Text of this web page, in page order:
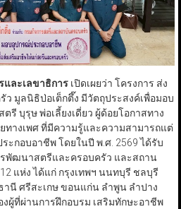
และเลขาธิการเปิดเผยว่า โครงการ ส่ง
ว มูลนิธิป่อเต็กตึ๊ง มีวัตถุประสงค์เพื่อมอบ
รี บุรุษ พ่อเลี้ยงเดี่ยว ผู้ด้อยโอกาสทาง
ทางเพศ ที่มีความรู้และความสามารถแต่
กอบอาชีพ โดยในปี พ.ศ. 2569 ได้รับ
พัฒนาสตรีและครอบครัว และสถาน
แห่ง ได้แก่ กรุงเทพฯ นนทบุรี ชลบุรี
านี ศรีสะเกษ ขอนแก่น ลำพูน ลำปาง
งผู้ที่ผ่านการฝึกอบรม เสริมทักษะอาชีพ